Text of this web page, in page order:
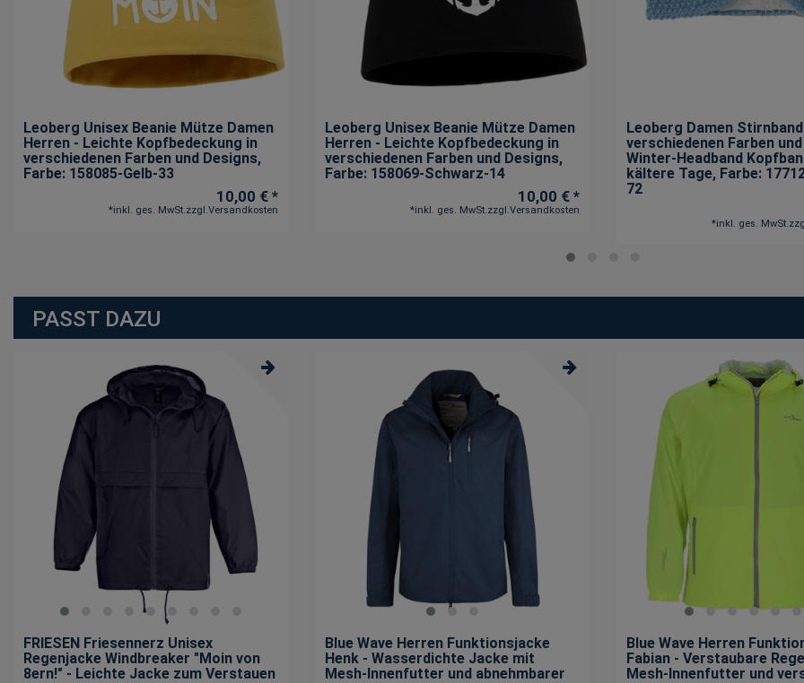
Leoberg Unisex Beanie Mütze Damen
Herren - Leichte Kopfbedeckung in
verschiedenen Farben und Designs,
Farbe: 158085-Gelb-33
10,00 € *
*inkl. ges. MwSt. zzgl. Versandkosten
Leoberg Unisex Beanie Mütze Damen
Herren - Leichte Kopfbedeckung in
verschiedenen Farben und Designs,
Farbe: 158069-Schwarz-14
10,00 € *
*inkl. ges. MwSt. zzgl. Versandkosten
Leoberg Damen
verschiedenen Farben
Winter-Headband
kältere Tage, Farbe:
72
*inkl. ges. MwSt.
PASST DAZU
FRIESEN Friesennerz Unisex
Regenjacke Windbreaker "Moin von
8ern!" - Leichte Jacke zum Verstauen
Blue Wave Herren Funktionsjacke
Henk - Wasserdichte Jacke mit
Mesh-Innenfutter und abnehmbarer
Blue Wave Herren
Fabian - Verstaubare
Mesh-Innenfutter und